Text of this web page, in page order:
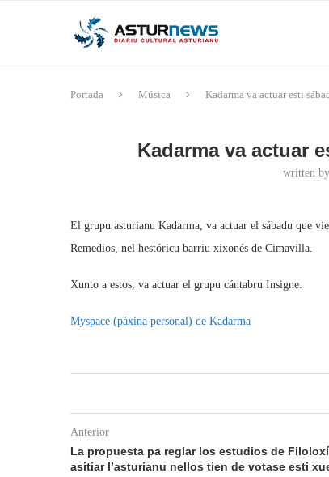
Portada Música Kadarma va actuar esti
Kadarma va actuar
written
El grupu asturianu Kadarma, va actuar el sábadu que
Remedios, nel hestóricu barriu xixonés de Cimavilla.
Xunto a estos, va actuar el grupu cántabru Insigne.
Myspace (páxina personal) de Kadarma
Anterior
La propuesta pa reglar los estudios de
asitiar l’asturianu nellos tien de votase esti